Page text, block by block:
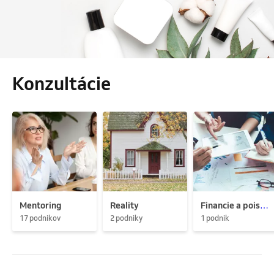
Konzultácie
Mentoring
17 podnikov
Reality
2 podniky
Financie a poistenie
1 podnik